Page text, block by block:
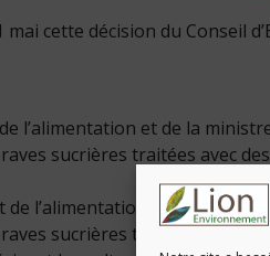
cette décision du Conseil
l’alimentation et de la
sucrières traitées avec
l’alimentation et de la
sucrières traitées avec